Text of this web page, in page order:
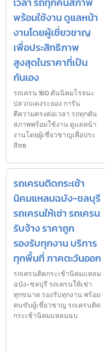
พร้อมใช้งาน ดูแลหน้า
งานโดยผู้เชี่ยวชาญ
เพื่อประสิทธิภาพ
สูงสุดในราคาที่เป็น
กันเอง
รถเครน 160 ตันนิคมโรจนะ
ปลวกแดงระยอง การัน
ตีความตรงต่อเวลา รถทุกคัน
สภาพพร้อมใช้งาน ดูแลหน้า
งานโดยผู้เชี่ยวชาญเพื่อประ
สิทธ
รถเครนติดกระเช้า
นิคมแหลมฉบัง-ชลบุรี
รถเครนให้เช่า รถเครน
รับจ้าง ราคาถูก
รองรับทุกงาน บริการ
ทุกพื้นที่ ภาคตะวันออก
รถเครนติดกระเช้านิคมแหลม
ฉบัง-ชลบุรี รถเครนให้เช่า
ทุกขนาด รองรับทุกงาน พร้อม
คนขับผู้เชี่ยวชาญ รถเครนติด
กระเช้านิคมแหลมฉบ